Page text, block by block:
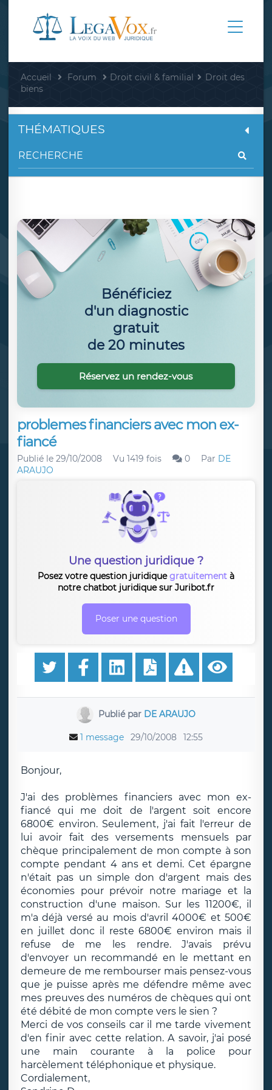
Accueil Forum Droit civil & familial
Droit des
biens
problemes financiers avec mon ex-
fiancé
Publié le 29/10/2008 Vu 1419 fois 0 Par DE
ARAUJO
Une question juridique ?
Posez votre question juridiquegratuitement à
notre chatbot juridique sur Juribot.fr
Poser une question
Publié par DE ARAUJO
1 message 29/10/2008 12:55
Bonjour,
J'ai des problèmes financiers avec mon ex-
fiancé qui me doit de l'argent soit encore
6800€ environ. Seulement, j'ai fait l'erreur de
lui avoir fait des versements mensuels par
chèque principalement de mon compte à son
compte pendant 4 ans et demi. Cet épargne
n'était pas un simple don d'argent mais des
économies pour prévoir notre mariage et la
construction d'une maison. Sur les 11200€, il
m'a déjà versé au mois d'avril 4000€ et 500€
en juillet donc il reste 6800€ environ mais il
refuse de me les rendre. J'avais prévu
d'envoyer un recommandé en le mettant en
demeure de me rembourser mais pensez-vous
que je puisse après me défendre même avec
mes preuves des numéros de chèques qui ont
été débité de mon compte vers le sien ?
Merci de vos conseils car il me tarde vivement
d'en finir avec cette relation. A savoir, j'ai posé
une main courante à la police pour
harcèlement téléphonique et physique.
Cordialement,
THÉMATIQUES
Bénéficiez
d'un diagnostic
gratuit
de 20 minutes
Réservez un rendez-vous